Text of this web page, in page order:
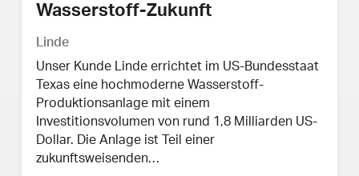
Wasserstoff-Zukunft
Linde
Unser Kunde Linde errichtet im US-Bundesstaat
Texas eine hochmoderne Wasserstoff-
Produktionsanlage mit einem
Investitionsvolumen von rund 1,8 Milliarden US-
Dollar. Die Anlage ist Teil einer
zukunftsweisenden…